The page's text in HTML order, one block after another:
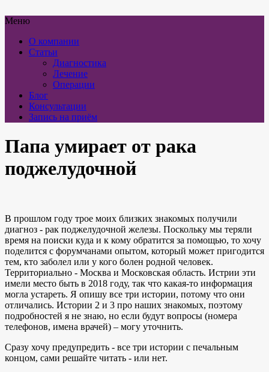
Меню
О компании
Статьи
Диагностика
Лечение
Операции
Блог
Консультации
Запись на приём
Папа умирает от рака
поджелудочной
В прошлом году трое моих близких знакомых получили
диагноз - рак поджелудочной железы. Поскольку мы теряли
время на поиски куда и к кому обратится за помощью, то хочу
поделится с форумчанами опытом, который может пригодится
тем, кто заболел или у кого болен родной человек.
Территориально - Москва и Московская область. Истрии эти
имели место быть в 2018 году, так что какая-то информация
могла устареть. Я опишу все три истории, потому что они
отличались. Истории 2 и 3 про наших знакомых, поэтому
подробностей я не знаю, но если будут вопросы (номера
телефонов, имена врачей) – могу уточнить.
Сразу хочу предупредить - все три истории с печальным
концом, сами решайте читать - или нет.